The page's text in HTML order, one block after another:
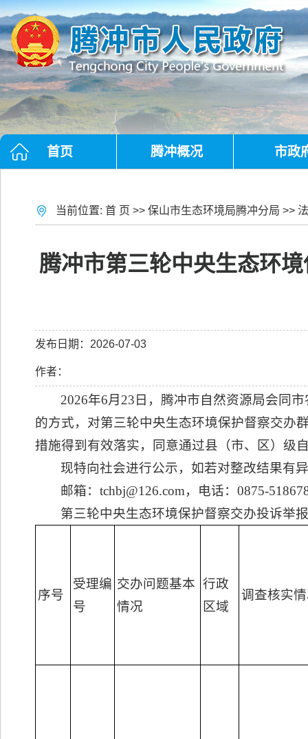
首页 腾冲概况 市政
当前位置: 首 页 >> 保山市生态环境局腾冲分局 >>
腾冲市第三轮中央生态环
发布日期：2026-07-03
作者：
2026年6月23日，腾冲市自然资源局会同
的方式，对第三轮中央生态环境保护督察交办
措施得到有效落实，同意通过县（市、区）级
现特向社会进行公示，如若对整改结果有
邮箱：tchbj@126.com，电话：0875-
第三轮中央生态环境保护督察交办投诉举
序号
受理编
号
交办问题基本
情况
行政
区域
调查核实